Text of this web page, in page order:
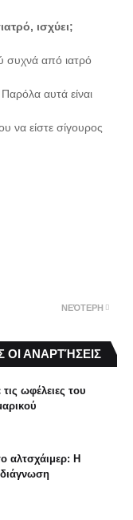
ισχύει;
συχνά από ιατρό
αυτά είναι
να είστε σίγουρος
ΝΕΌΤΕΡΗ
ΑΝΑΡΤΉΣΕΙΣ
ωφέλειες του
αλτσχάιμερ: Η